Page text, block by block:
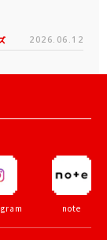
2026.06.12
note